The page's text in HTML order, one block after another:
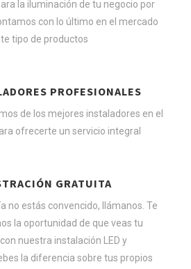
la iluminación de tu negocio por
con lo último en el mercado
tipo de productos
PROFESIONALES
de los mejores instaladores en el
ofrecerte un servicio integral
GRATUITA
no estás convencido, llámanos. Te
la oportunidad de que veas tu
nuestra instalación LED y
la diferencia sobre tus propios